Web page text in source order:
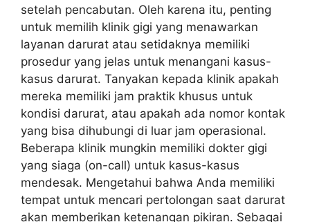
setelah pencabutan. Oleh karena itu, penting
untuk memilih klinik gigi yang menawarkan
layanan darurat atau setidaknya memiliki
prosedur yang jelas untuk menangani kasus-
kasus darurat. Tanyakan kepada klinik apakah
mereka memiliki jam praktik khusus untuk
kondisi darurat, atau apakah ada nomor kontak
yang bisa dihubungi di luar jam operasional.
Beberapa klinik mungkin memiliki dokter gigi
yang siaga (on-call) untuk kasus-kasus
mendesak. Mengetahui bahwa Anda memiliki
tempat untuk mencari pertolongan saat darurat
akan memberikan ketenangan pikiran. Sebagai